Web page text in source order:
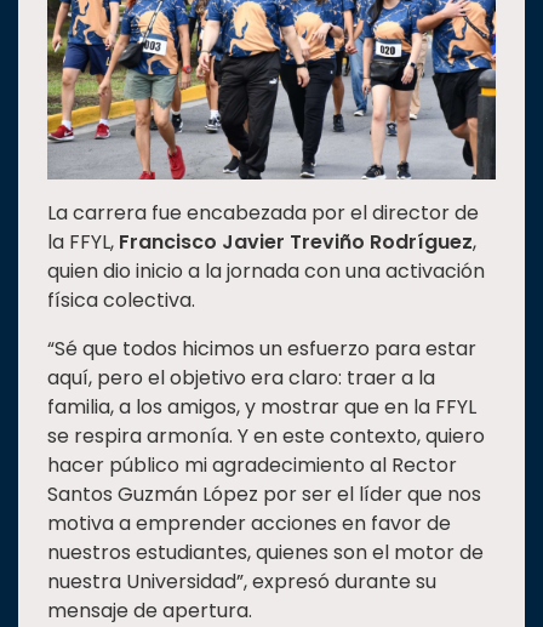
Internacionalización
Responsabilidad
social
Vinculación
Universiada
Nacional
La carrera fue encabezada por el director de
la FFYL, Francisco Javier Treviño Rodríguez,
quien dio inicio a la jornada con una activación
física colectiva.
“Sé que todos hicimos un esfuerzo para estar
aquí, pero el objetivo era claro: traer a la
familia, a los amigos, y mostrar que en la FFYL
se respira armonía. Y en este contexto, quiero
hacer público mi agradecimiento al Rector
Santos Guzmán López por ser el líder que nos
motiva a emprender acciones en favor de
nuestros estudiantes, quienes son el motor de
nuestra Universidad”, expresó durante su
mensaje de apertura.